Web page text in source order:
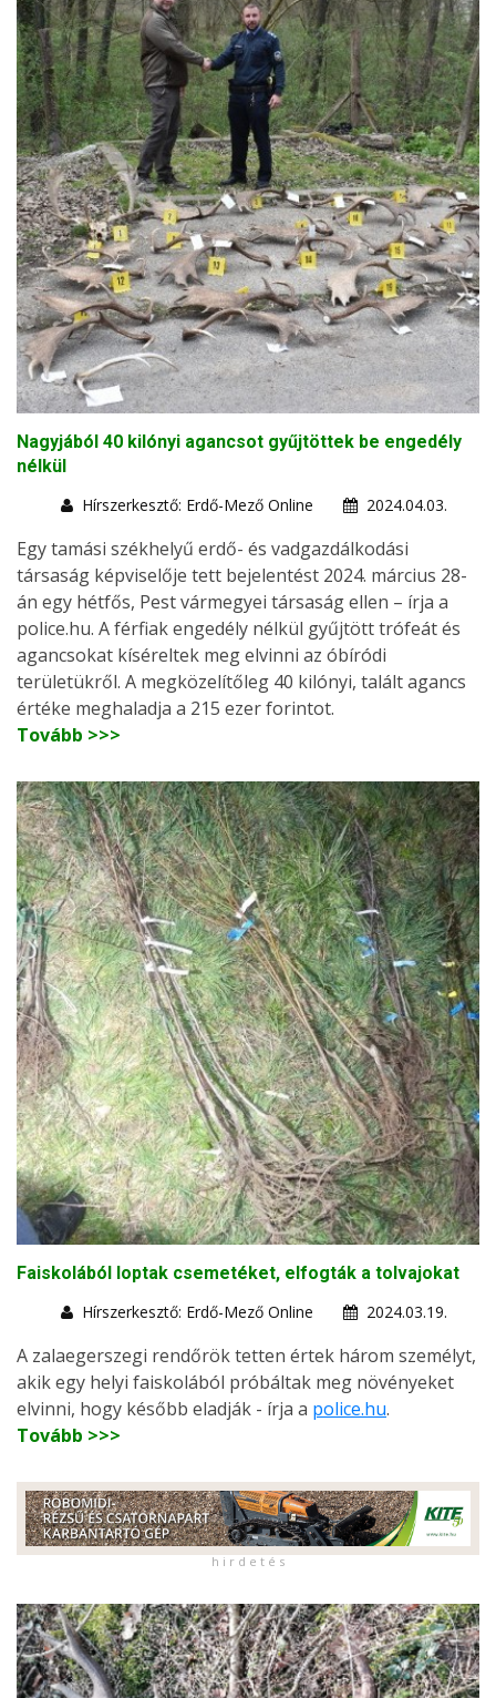
Nagyjából 40 kilónyi agancsot gyűjtöttek be engedély
nélkül
Hírszerkesztő: Erdő-Mező Online
2024.04.03.
Egy tamási székhelyű erdő- és vadgazdálkodási
társaság képviselője tett bejelentést 2024. március 28-
án egy hétfős, Pest vármegyei társaság ellen – írja a
police.hu. A férfiak engedély nélkül gyűjtött trófeát és
agancsokat kíséreltek meg elvinni az óbíródi
területükről. A megközelítőleg 40 kilónyi, talált agancs
értéke meghaladja a 215 ezer forintot.
Tovább >>>
Faiskolából loptak csemetéket, elfogták a tolvajokat
Hírszerkesztő: Erdő-Mező Online
2024.03.19.
A zalaegerszegi rendőrök tetten értek három személyt,
akik egy helyi faiskolából próbáltak meg növényeket
elvinni, hogy később eladják - írja a police.hu.
Tovább >>>
h i r d e t é s